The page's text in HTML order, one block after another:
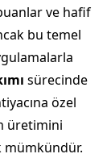
ve hafif
bu temel
sürecinde
özel
üretimini
mümkündür.